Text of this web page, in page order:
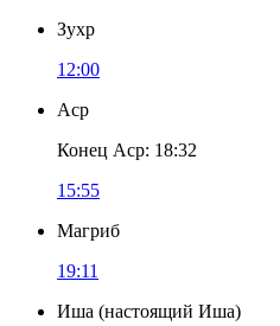
Зухр
12:00
Аср
Конец Аср: 18:32
15:55
Магриб
19:11
Иша (настоящий Иша)